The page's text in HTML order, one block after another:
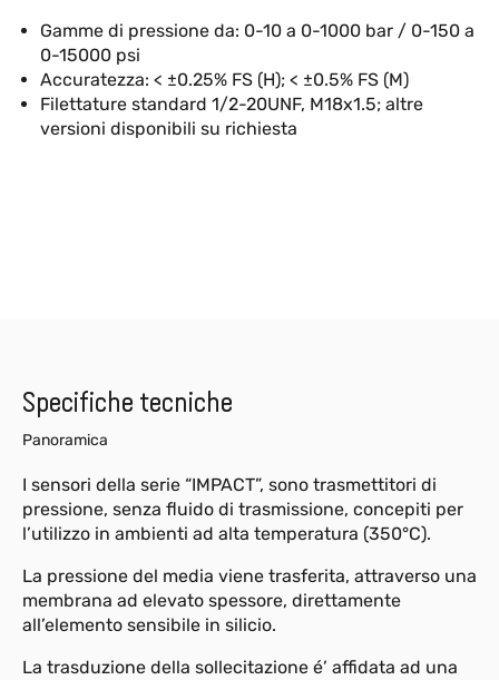
Gamme di pressione da: 0-10 a 0-1000 bar / 0-150 a
0-15000 psi
Accuratezza: < ±0.25% FS (H); < ±0.5% FS (M)
Filettature standard 1/2-20UNF, M18x1.5; altre
versioni disponibili su richiesta
Specifiche tecniche
Panoramica
I sensori della serie “IMPACT”, sono trasmettitori di
pressione, senza fluido di trasmissione, concepiti per
l’utilizzo in ambienti ad alta temperatura (350°C).
La pressione del media viene trasferita, attraverso una
membrana ad elevato spessore, direttamente
all’elemento sensibile in silicio.
La trasduzione della sollecitazione é’ affidata ad una